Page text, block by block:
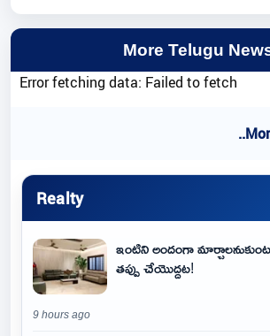
More Telugu
Error fetching data: Failed to fetch
Realty
ఇంటిని అందంగా
తప్పు చేయొద్దట!
9 hours ago